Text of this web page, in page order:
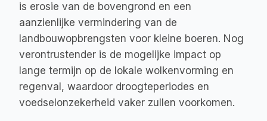
is erosie van de bovengrond en een
aanzienlijke vermindering van de
landbouwopbrengsten voor kleine boeren. Nog
verontrustender is de mogelijke impact op
lange termijn op de lokale wolkenvorming en
regenval, waardoor droogteperiodes en
voedselonzekerheid vaker zullen voorkomen.